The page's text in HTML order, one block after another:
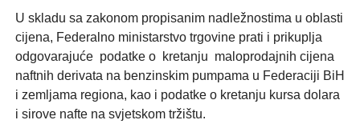
U skladu sa zakonom propisanim nadležnostima u oblasti
cijena, Federalno ministarstvo trgovine prati i prikuplja
odgovarajuće podatke o kretanju maloprodajnih cijena
naftnih derivata na benzinskim pumpama u Federaciji BiH
i zemljama regiona, kao i podatke o kretanju kursa dolara
i sirove nafte na svjetskom tržištu.